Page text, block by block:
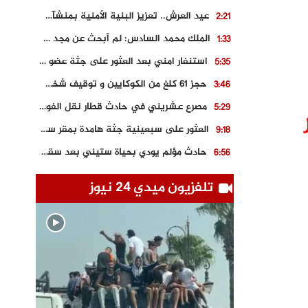
2:21
عيد العرش.. تعزيز البنية الأمنية بمنشآت و مصالح جديدة بكل من الحسيمة – فاس و الناظور
1:33
الملك محمد السادس: لم أبحث عن مجد شخصي.. وهَمي كرامة المغاربة
5:35
استنفار امني بعد العثور على جثة عضو سابق في حزب المصباح بالقنيطرة..
3:46
حجز 61 كلغ من الكوكايين و توقيف شخصين بالكركرات
5:29
مصرع عشريني في حادث قطار نقل الفوسفاط..
9:18
العثور على سبعينية جثة هامدة بمقر سكناها بمراكش
6:56
حادث مؤلم يودي بحياة ستيني بعد سقوطه في فرن تقليدي “للجير”
3:02
مصرع شابة ثلاثينية إثر سقوط سيارتها من منحدر خطير بالجرف الأصفر
3:04
6:42
العثور على جثة سبعيني مدفونة بعد أسابيع من اختفائه الغامض
4:40
تلفزيون ميدي 24 نيوز